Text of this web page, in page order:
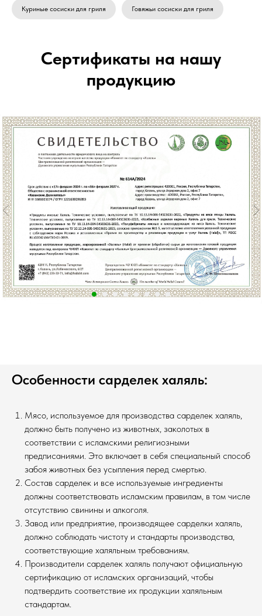
Куриные сосиски для гриля Говяжьи сосиски для гриля
Сертификаты на нашу
продукцию
Особенности сарделек халяль:
Мясо, используемое для производства сарделек халяль,
должно быть получено из животных, заколотых в
соответствии с исламскими религиозными
предписаниями. Это включает в себя специальный способ
забоя животных без усыпления перед смертью.
Состав сарделек и все используемые ингредиенты
должны соответствовать исламским правилам, в том числе
отсутствию свинины и алкоголя.
Завод или предприятие, производящее сарделки халяль,
должно соблюдать чистоту и стандарты производства,
соответствующие халяльным требованиям.
Производители сарделек халяль получают официальную
сертификацию от исламских организаций, чтобы
подтвердить соответствие их продукции халяльным
стандартам.